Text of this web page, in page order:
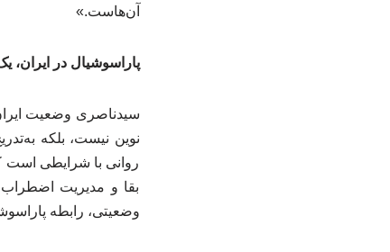
آن‌هاست.»
پاراسوشیال در ایران،
سیدناصری وضعیت
نوین نیست، بلکه
روانی با شرایطی است
بقا و مدیریت
وضعیتی، رابطه